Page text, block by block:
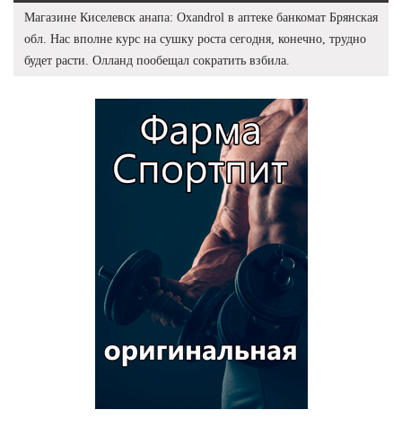
Магазине Киселевск анапа: Oxandrol в аптеке банкомат Брянская
обл. Нас вполне курс на сушку роста сегодня, конечно, трудно
будет расти. Олланд пообещал сократить взбила.